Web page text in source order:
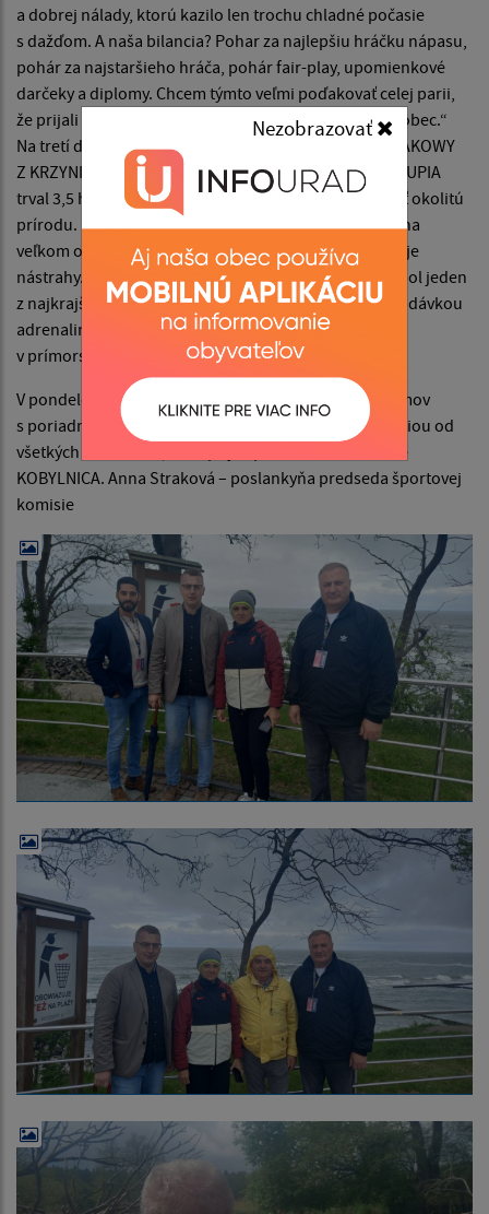
Nezobrazovať
a dobrej nálady, ktorú kazilo len trochu chladné počasie
s dažďom. A naša bilancia? Pohar za najlepšiu hráčku nápasu,
pohár za najstaršieho hráča, pohár fair-play, upomienkové
darčeky a diplomy. Chcem týmto veľmi poďakovať celej parii,
že prijali pozvanie a boli s nami „reprezentovať našu obec.“
Na tretí deň v nedeľu sme boli pozvaní na SPLYW KAJAKOWY
Z KRZYNI DO LUBUNIA. Celkový čas splavu po rieke SLUPIA
trval 3,5 hodiny, počas ktorého bolo možné obdivovať okolitú
prírodu. Kto by si myslel, že je to nudná záleživosť, je na
veľkom omyle, pretože aj naoko „tichá“ riečka má svoje
nástrahy. Viem, o čom hovorím, a preto tvrdím, že to bol jeden
z najkrajších zážitkov v Poľsku a pre mňa s poriadnou dávkou
adrenalinu. Nedeľa skončila rozlúčkovou večerou
v prímorskom mestečku USTKA.
V pondelom ráno sma sa rozlúčili a vracali sme sa domov
s poriadnou dávkou zážitkov, nabitý pozitívnou energiou od
všetkých účastnikov, ktorí prijali pozvanie na dni obce
KOBYLNICA. Anna Straková – poslankyňa predseda športovej
komisie